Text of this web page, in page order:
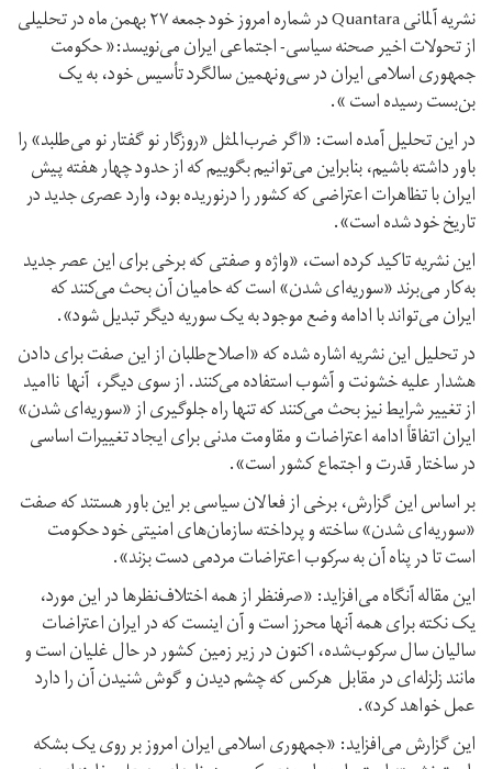
نشریه آلمانی Quantara در شماره امروز خود جمعه ۲۷ بهمن ماه در تحلیلی
از تحولات اخیر صحنه سیاسی- اجتماعی ایران می‌نویسد:« حکومت
جمهوری اسلامی ایران در سی‌ونهمین سالگرد تأسیس خود، به یک
بن‌بست رسیده است ».
در این تحلیل آمده است: «اگر ضرب‌المثل «روزگار نو گفتار نو می‌طلبد» را
باور داشته باشیم، بنابراین می‌توانیم بگوییم که از حدود چهار هفته پیش
ایران با تظاهرات اعتراضی که کشور را درنوریده بود، وارد عصری جدید در
تاریخ خود شده است».
این نشریه تاکید کرده است، «واژه و صفتی که برخی برای این عصر جدید
به‌کار می‌برند «سوریه‌ای شدن» است که حامیان آن بحث می‌کنند که
ایران می‌تواند با ادامه وضع موجود به یک سوریه دیگر تبدیل شود».
در تحلیل این نشریه اشاره شده که «اصلاح‌طلبان از این صفت برای دادن
هشدار علیه خشونت و آشوب استفاده می‌کنند. از سوی دیگر، آنها ناامید
از تغییر شرایط نیز بحث می‌کنند که تنها راه جلوگیری از «سوریه‌ای شدن»
ایران اتفاقاً ادامه اعتراضات و مقاومت مدنی برای ایجاد تغییرات اساسی
در ساختار قدرت و اجتماع کشور است».
بر اساس این گزارش، برخی از فعالان سیاسی بر این باور هستند که صفت
«سوریه‌ای شدن» ساخته و پرداخته سازمان‌های امنیتی خود حکومت
است تا در پناه آن به سرکوب اعتراضات مردمی دست بزند».
این مقاله آنگاه می‌افزاید: «صرفنظر از همه اختلاف‌نظرها در این مورد،
یک نکته برای همه آنها محرز است و آن اینست که در ایران اعتراضات
سالیان سال سرکوب‌شده، اکنون در زیر زمین کشور در حال غلیان است و
مانند زلزله‌ای در مقابل هرکس که چشم دیدن و گوش شنیدن آن را دارد
عمل خواهد کرد».
این گزارش می‌افزاید: «جمهوری اسلامی ایران امروز بر روی یک بشکه